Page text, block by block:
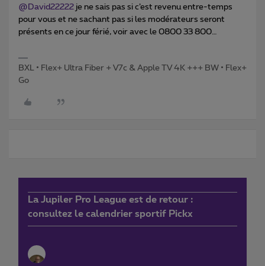
@David22222 je ne sais pas si c’est revenu entre-temps
pour vous et ne sachant pas si les modérateurs seront
présents en ce jour férié, voir avec le 0800 33 800…
BXL • Flex+ Ultra Fiber + V7c & Apple TV 4K +++ BW • Flex+
Go
La Jupiler Pro League est de retour :
consultez le calendrier sportif Pickx